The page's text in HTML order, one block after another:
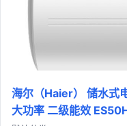
海尔（Haier） 储水式
大功率 二级能效